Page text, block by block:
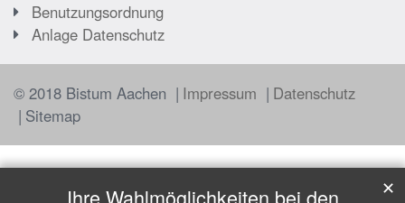
Benutzungsordnung
Anlage Datenschutz
© 2018 Bistum Aachen Impressum
Datenschutz
Sitemap
Ihre Wahlmöglichkeiten bei den
✕